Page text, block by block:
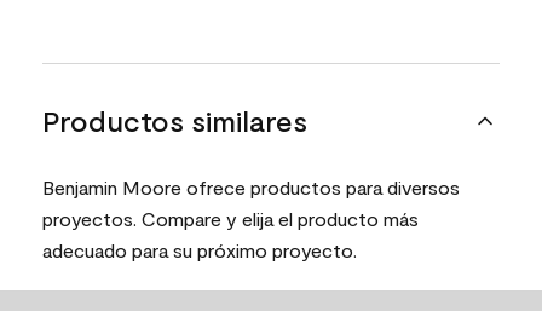
Productos similares
Benjamin Moore ofrece productos para diversos
proyectos. Compare y elija el producto más
adecuado para su próximo proyecto.